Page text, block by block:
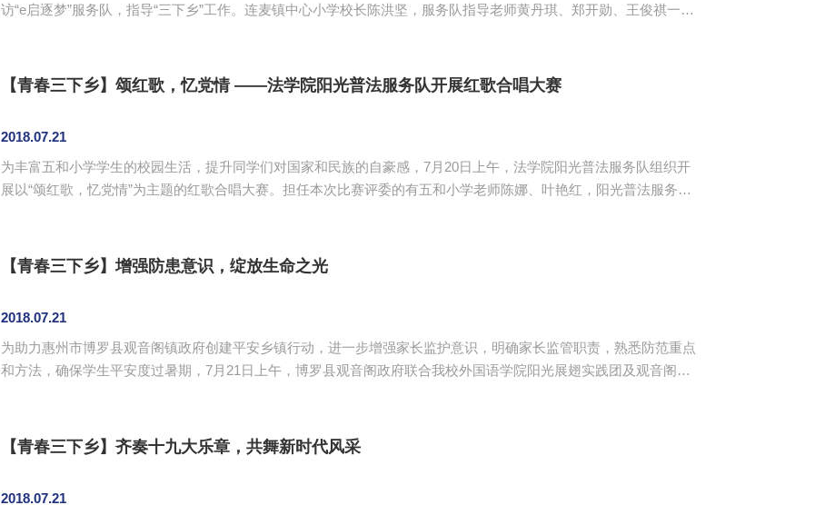
访“e启逐梦”服务队，指导“三下乡”工作。连麦镇中心小学校长陈洪坚，服务队指导老师黄丹琪、郑开勋、王俊祺一同
传教育会议。会上，李锦堂代表学校对大力支持本次“三下乡”活动的连麦镇政府和连麦镇...
【青春三下乡】颂红歌，忆党情 ——法学院阳光普法服务队开展红歌合唱大赛
2018.07.21
为丰富五和小学学生的校园生活，提升同学们对国家和民族的自豪感，7月20日上午，法学院阳光普法服务队组织开
展以“颂红歌，忆党情”为主题的红歌合唱大赛。担任本次比赛评委的有五和小学老师陈娜、叶艳红，阳光普法服务队
的歌声，唱出了对祖国的热爱。比赛呈现了《歌唱祖国》《我的中国心》《爱我中华...
【青春三下乡】增强防患意识，绽放生命之光
2018.07.21
为助力惠州市博罗县观音阁镇政府创建平安乡镇行动，进一步增强家长监护意识，明确家长监管职责，熟悉防范重点
和方法，确保学生平安度过暑期，7月21日上午，博罗县观音阁政府联合我校外国语学院阳光展翅实践团及观音阁中
普及。在宣传活动中，志愿者们始终面带微笑，耐心地向大家讲解宣传单上的具体内容。部分居...
【青春三下乡】齐奏十九大乐章，共舞新时代风采
2018.07.21